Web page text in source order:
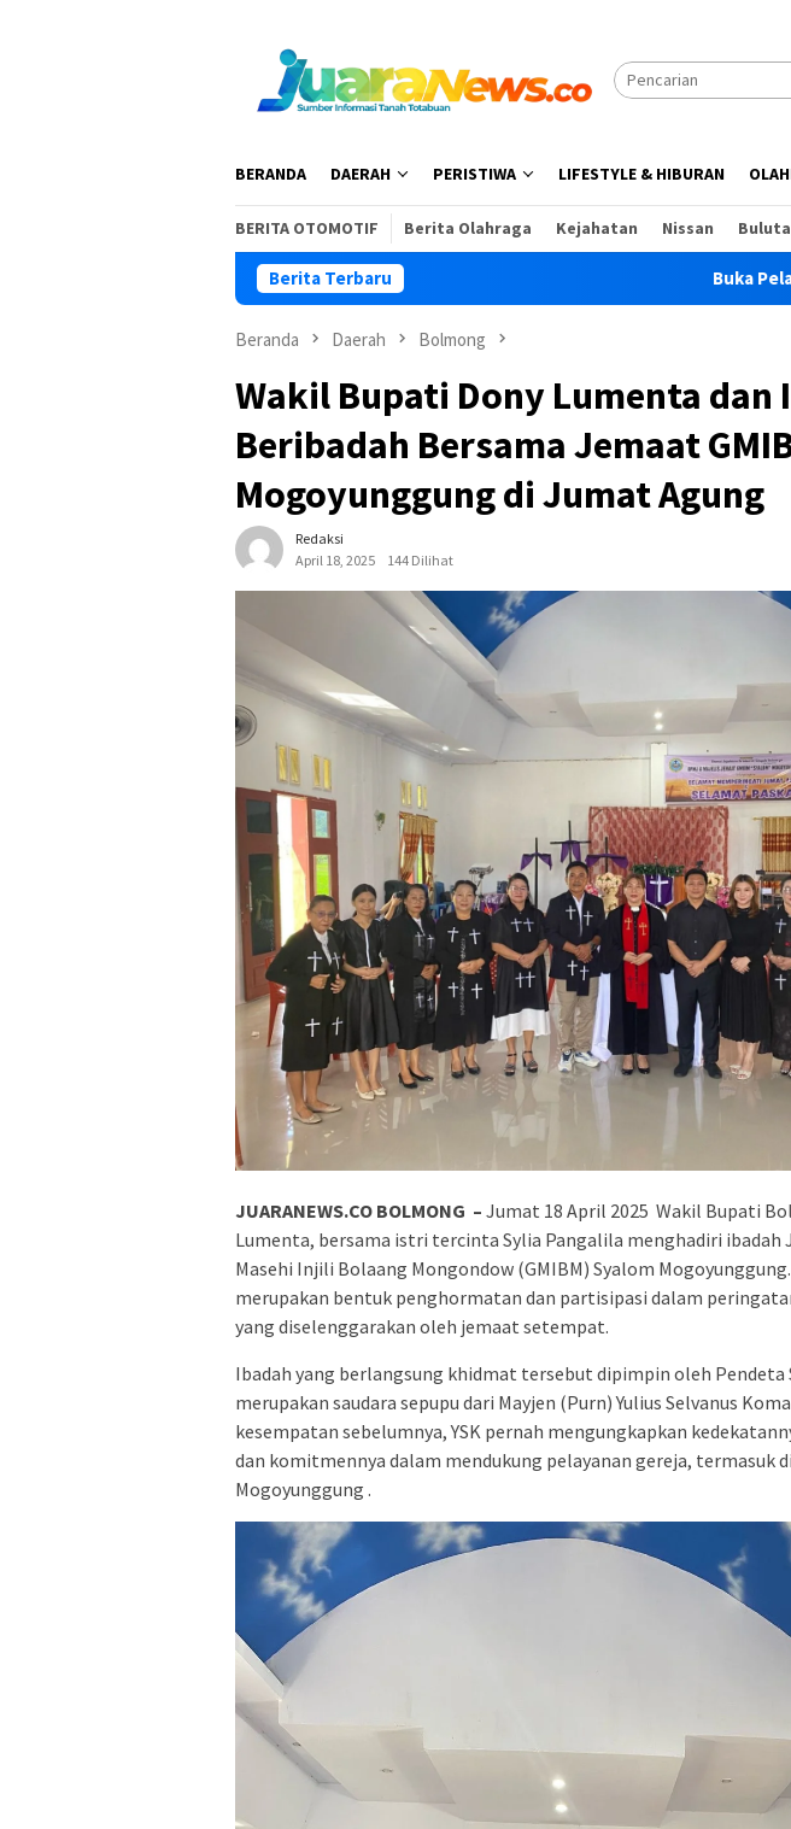
BERANDA DAERAH PERISTIWA LIFESTYLE & HIBURAN
BERITA OTOMOTIF Berita Olahraga Kejahatan Nissan
Berita Terbaru Buka Pelatihan Tunas TIDAR
Beranda Daerah Bolmong
Wakil Bupati Dony Lumenta dan
Beribadah Bersama Jemaat
Mogoyunggung di Jumat Agung
Redaksi
April 18, 2025
144 Dilihat
JUARANEWS.CO BOLMONG – Jumat 18 April 2025 Wakil Bupati
Lumenta, bersama istri tercinta Sylia Pangalila menghadiri ibadah
Masehi Injili Bolaang Mongondow (GMIBM) Syalom
merupakan bentuk penghormatan dan partisipasi dalam
yang diselenggarakan oleh jemaat setempat.
Ibadah yang berlangsung khidmat tersebut dipimpin oleh Pendeta
merupakan saudara sepupu dari Mayjen (Purn) Yulius Selvanus
kesempatan sebelumnya, YSK pernah mengungkapkan
dan komitmennya dalam mendukung pelayanan gereja, termasuk
Mogoyunggung .